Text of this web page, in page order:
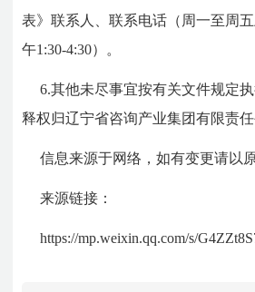
表》联系人、联系电话（周一至周
午1:30-4:30）。
6.其他未尽事宜按有关文件规定
释权归辽宁省咨询产业集团有限责任
信息来源于网络，如有变更请以
来源链接：
https://mp.weixin.qq.com/s/